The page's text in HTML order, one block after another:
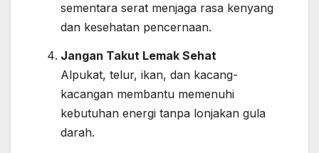
sementara serat menjaga rasa kenyang
dan kesehatan pencernaan.
Jangan Takut Lemak Sehat
Alpukat, telur, ikan, dan kacang-
kacangan membantu memenuhi
kebutuhan energi tanpa lonjakan gula
darah.